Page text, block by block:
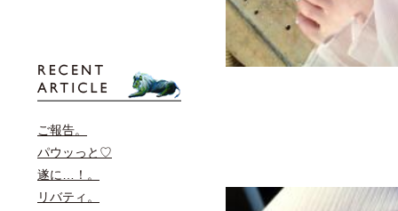
ご報告。
パウッっと♡
遂に…！。
リバティ。